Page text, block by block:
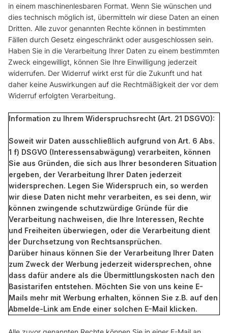
in einem maschinenlesbaren Format. Wenn Sie wünschen und
dies technisch möglich ist, übermitteln wir diese Daten an einen
Dritten. Alle zuvor genannten Rechte können in bestimmten
Fällen durch Gesetz eingeschränkt oder ausgeschlossen sein.
Haben Sie in die Verarbeitung Ihrer Daten zu einem bestimmten
Zweck eingewilligt, können Sie Ihre Einwilligung jederzeit
widerrufen. Der Widerruf wirkt erst für die Zukunft und hat
daher keine Auswirkungen auf die Rechtmäßigkeit der vor dem
Widerruf erfolgten Verarbeitung.
Information zu Ihrem Widerspruchsrecht (Art. 21 DSGVO):
Soweit wir Daten ausschließlich aufgrund von Art. 6 Abs.
1 f) DSGVO (Interessensabwägung) verarbeiten, können
Sie aus Gründen, die sich aus Ihrer besonderen Situation
ergeben, der Verarbeitung Ihrer Daten jederzeit
widersprechen. Legen Sie Widerspruch ein, so werden
wir diese Daten nicht mehr verarbeiten, es sei denn, wir
können zwingende schutzwürdige Gründe für die
Verarbeitung nachweisen, die Ihre Interessen, Rechte
und Freiheiten überwiegen, oder die Verarbeitung dient
der Durchsetzung von Rechtsansprüchen.
Darüber hinaus können Sie der Verarbeitung Ihrer Daten
zum Zweck der Werbung jederzeit widersprechen, ohne
dass dafür andere als die Übermittlungskosten nach den
Basistarifen entstehen. Möchten Sie von uns keine E-
Mails mehr mit Werbung erhalten, können Sie z.B. auf den
Abmelde-Link am Ende einer solchen E-Mail klicken.